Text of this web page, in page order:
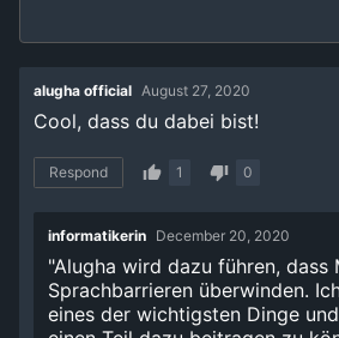
alugha official August 27, 2020
Cool, dass du dabei bist!
Respond 1 0
informatikerin December 20, 2020
"Alugha wird dazu führen, dass
Sprachbarrieren überwinden.
eines der wichtigsten Dinge